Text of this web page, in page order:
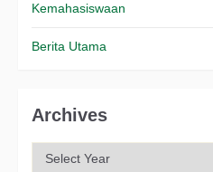
Kemahasiswaan
Berita Utama
Archives